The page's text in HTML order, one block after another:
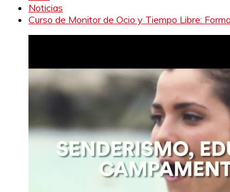
Noticias
Curso de Monitor de Ocio y Tiempo Libre: